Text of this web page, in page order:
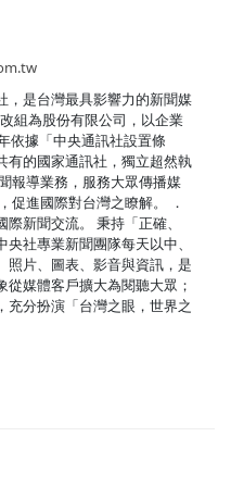
，是台灣最具影響力的新聞媒
組為股份有限公司，以企業
依據「中央通訊社設置條
有的國家通訊社，獨立超然執
報導業務，服務大眾傳播媒
促進國際對台灣之瞭解。 ．
新聞交流。 秉持「正確、
社專業新聞團隊每天以中、
照片、圖表、影音與資訊，是
媒體客戶擴大為閱聽大眾；
充分扮演「台灣之眼，世界之